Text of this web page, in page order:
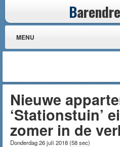
B
MENU
Nieuwe
‘Stationstuin’
zomer in de
Donderdag 26 juli 2018(58 sec)